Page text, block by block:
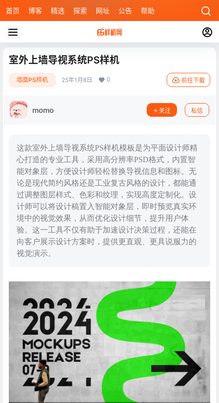
首页 博客 精选 探索 网址 公告 帮助
室外上墙导视系统PS样机
墙面PS样机 25年1月8日 0 前往下载
momo 关注 私信
这款室外上墙导视系统PS样机模板是为平面设计师精
心打造的专业工具，采用高分辨率PSD格式，内置智
能对象层，方便设计师轻松替换导视信息和图标。无
论是现代简约风格还是工业复古风格的设计，都能通
过调整图层样式、色彩和纹理，实现高度定制化。设
计师可以将设计稿置入智能对象层，即时预览真实环
境中的视觉效果，从而优化设计细节，提升用户体
验。这一工具不仅有助于加速设计决策过程，还能在
向客户展示设计方案时，提供更直观、更具说服力的
视觉演示。